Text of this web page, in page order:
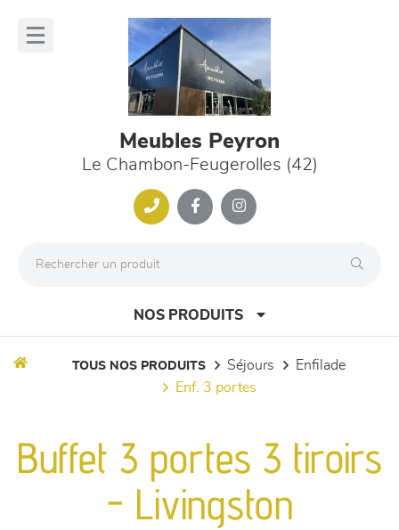
Meubles Peyron
Le Chambon-Feugerolles (42)
NOS PRODUITS
séjours
meubles de complément
TOUS NOS PRODUITS séjours
enfilade
enf. 3 portes
Buffet 3 portes 3 tiroirs
- Livingston